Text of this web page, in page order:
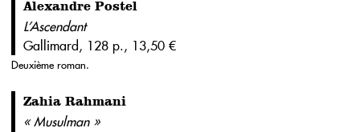
Alexandre Postel
L’Ascendant
Gallimard, 128 p., 13,50 €
Deuxième roman.
Zahia Rahmani
« Musulman »